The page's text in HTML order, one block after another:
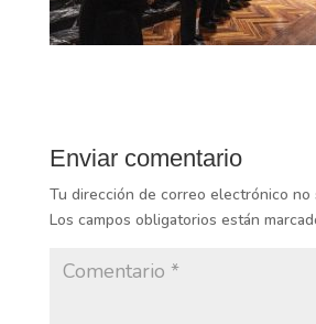
Enviar comentario
Tu dirección de correo electrónico no
Los campos obligatorios están